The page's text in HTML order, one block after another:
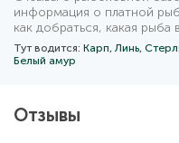
информация о платной
как добраться, какая
1000 похожих
фильтром для поиска.
Тут водится: Карп,Линь,
Белый амур
Отзывы